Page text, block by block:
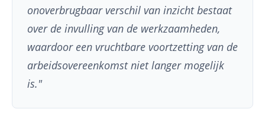
onoverbrugbaar verschil van inzicht bestaat
over de invulling van de werkzaamheden,
waardoor een vruchtbare voortzetting van de
arbeidsovereenkomst niet langer mogelijk
is."